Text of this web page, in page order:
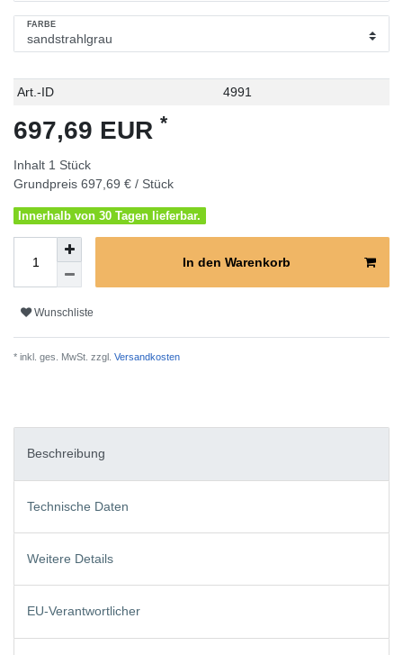
FARBE
Technisches
Wert
Art.-ID 4991
697,69 EUR *
Inhalt 1 Stück
Grundpreis 697,69 € / Stück
Innerhalb von 30 Tagen lieferbar.
In den Warenkorb
Wunschliste
* inkl. ges. MwSt. zzgl. Versandkosten
Beschreibung
Technische Daten
Weitere Details
EU-Verantwortlicher